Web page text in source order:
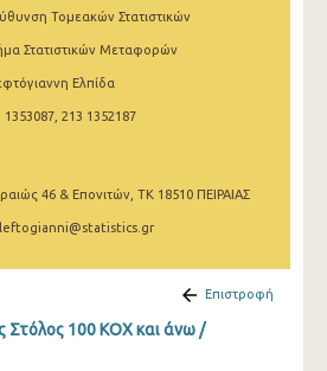
2025
Τομεακών Στατιστικών
Στατιστικών Μεταφορών
Ελπίδα
1353087, 213 1352187
46 & Επονιτών, ΤΚ 18510 ΠΕΙΡΑΙΑΣ
Επιστροφή
Στόλος 100 ΚΟΧ και άνω /